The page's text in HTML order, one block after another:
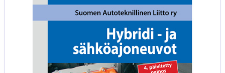
sähköajoneuvot